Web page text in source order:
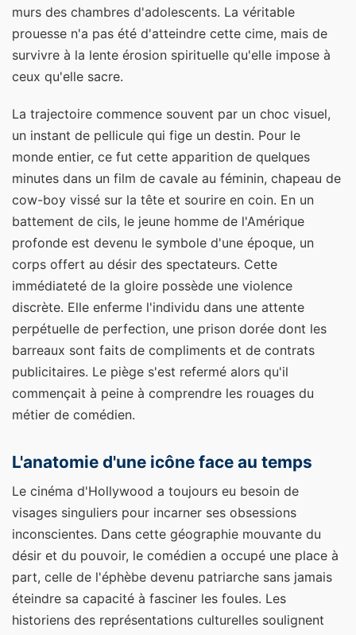
murs des chambres d'adolescents. La véritable
prouesse n'a pas été d'atteindre cette cime, mais de
survivre à la lente érosion spirituelle qu'elle impose à
ceux qu'elle sacre.
La trajectoire commence souvent par un choc visuel,
un instant de pellicule qui fige un destin. Pour le
monde entier, ce fut cette apparition de quelques
minutes dans un film de cavale au féminin, chapeau de
cow-boy vissé sur la tête et sourire en coin. En un
battement de cils, le jeune homme de l'Amérique
profonde est devenu le symbole d'une époque, un
corps offert au désir des spectateurs. Cette
immédiateté de la gloire possède une violence
discrète. Elle enferme l'individu dans une attente
perpétuelle de perfection, une prison dorée dont les
barreaux sont faits de compliments et de contrats
publicitaires. Le piège s'est refermé alors qu'il
commençait à peine à comprendre les rouages du
métier de comédien.
L'anatomie d'une icône face au temps
Le cinéma d'Hollywood a toujours eu besoin de
visages singuliers pour incarner ses obsessions
inconscientes. Dans cette géographie mouvante du
désir et du pouvoir, le comédien a occupé une place à
part, celle de l'éphèbe devenu patriarche sans jamais
éteindre sa capacité à fasciner les foules. Les
historiens des représentations culturelles soulignent